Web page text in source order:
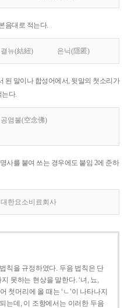
음대로 적는다.
결뉴(結紐) 은닉(隱匿)
된 말이나 합성어에서, 뒷말의 첫소리가
는다.
공염불(空念佛)
사를 붙여 쓰는 경우에도 붙임 2에 준하
대한요소비료회사
칙을 규정하였다. 두음 법칙은 단
못하는 현상을 말한다. ‘녀, 뇨,
첫머리에 올 때는 ‘ㄴ’이 나타나지
는데, 이 조항에서는 이러한 두음